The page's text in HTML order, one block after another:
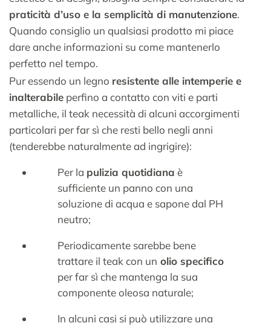
praticità d’uso e la semplicità di manutenzione.
Quando consiglio un qualsiasi prodotto mi piace
dare anche informazioni su come mantenerlo
perfetto nel tempo.
Pur essendo un legno resistente alle intemperie e
inalterabile perfino a contatto con viti e parti
metalliche, il teak necessità di alcuni accorgimenti
particolari per far sì che resti bello negli anni
(tenderebbe naturalmente ad ingrigire):
Per la pulizia quotidiana è
sufficiente un panno con una
soluzione di acqua e sapone dal PH
neutro;
Periodicamente sarebbe bene
trattare il teak con un olio specifico
per far sì che mantenga la sua
componente oleosa naturale;
In alcuni casi si può utilizzare una